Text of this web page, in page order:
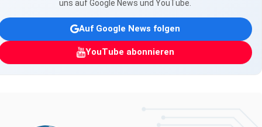
uns auf Google News und YouTube.
Auf Google News folgen
YouTube abonnieren